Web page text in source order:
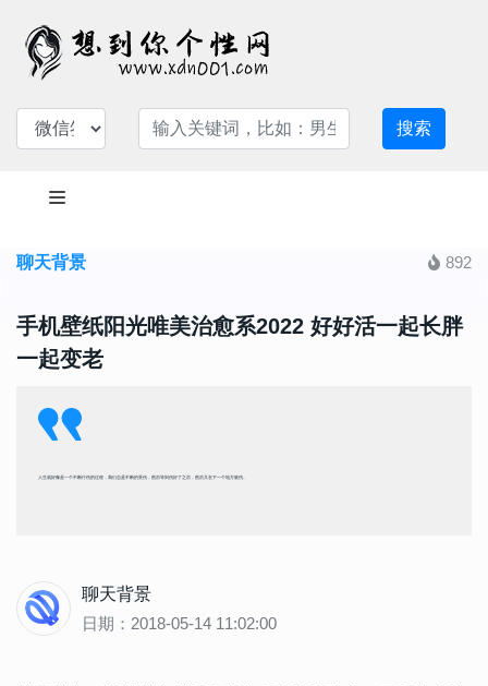
搜索
聊天背景 892
手机壁纸阳光唯美治愈系2022 好好活一起长胖
一起变老
人生就好像是一个不断疗伤的过程，我们总是不断的受伤，然后等到伤好了之后，然后又在下一个地方被伤。
聊天背景
日期：2018-05-14 11:02:00